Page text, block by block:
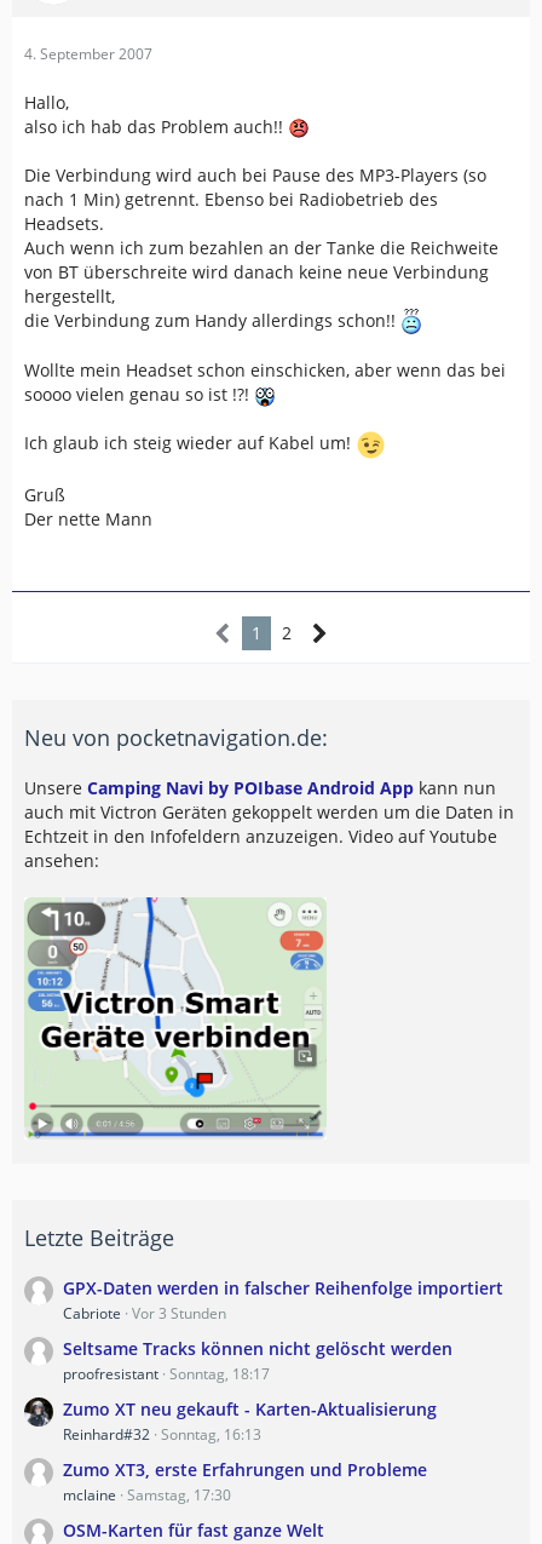
4. September 2007
Hallo,
also ich hab das Problem auch!!
Die Verbindung wird auch bei Pause des MP3-Players (so
nach 1 Min) getrennt. Ebenso bei Radiobetrieb des
Headsets.
Auch wenn ich zum bezahlen an der Tanke die Reichweite
von BT überschreite wird danach keine neue Verbindung
hergestellt,
die Verbindung zum Handy allerdings schon!!
Wollte mein Headset schon einschicken, aber wenn das bei
soooo vielen genau so ist !?!
Ich glaub ich steig wieder auf Kabel um!
Gruß
Der nette Mann
1 2
Neu von pocketnavigation.de:
Unsere Camping Navi by POIbase Android App kann nun
auch mit Victron Geräten gekoppelt werden um die Daten in
Echtzeit in den Infofeldern anzuzeigen. Video auf Youtube
ansehen:
Letzte Beiträge
GPX-Daten werden in falscher Reihenfolge importiert
Cabriote Vor 3 Stunden
Seltsame Tracks können nicht gelöscht werden
proofresistant Sonntag, 18:17
Zumo XT neu gekauft - Karten-Aktualisierung
Reinhard#32 Sonntag, 16:13
Zumo XT3, erste Erfahrungen und Probleme
mclaine Samstag, 17:30
OSM-Karten für fast ganze Welt